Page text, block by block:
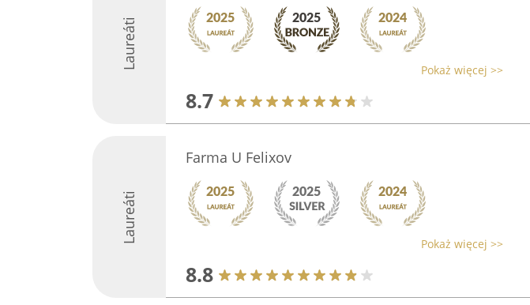
Laureáti Pokaż więcej >>
8.7
Laureáti
Farma U Felixov
Pokaż więcej >>
8.8